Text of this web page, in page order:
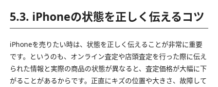
5.3. iPhoneの状態を正しく伝えるコツ
iPhoneを売りたい時は、状態を正しく伝えることが非常に重要
です。というのも、オンライン査定や店頭査定を行った際に伝え
られた情報と実際の商品の状態が異なると、査定価格が大幅に下
がることがあるからです。正直にキズの位置や大きさ、故障して